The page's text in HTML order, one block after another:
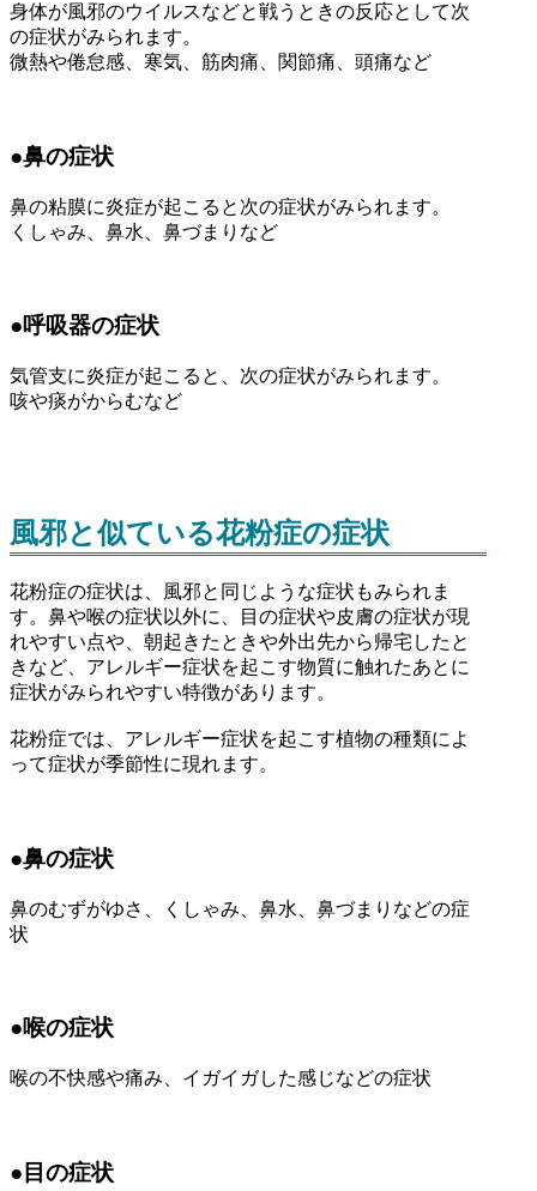
身体が風邪のウイルスなどと戦うときの反応として次
の症状がみられます。
微熱や倦怠感、寒気、筋肉痛、関節痛、頭痛など
●鼻の症状
鼻の粘膜に炎症が起こると次の症状がみられます。
くしゃみ、鼻水、鼻づまりなど
●呼吸器の症状
気管支に炎症が起こると、次の症状がみられます。
咳や痰がからむなど
風邪と似ている花粉症の症状
花粉症の症状は、風邪と同じような症状もみられま
す。鼻や喉の症状以外に、目の症状や皮膚の症状が現
れやすい点や、朝起きたときや外出先から帰宅したと
きなど、アレルギー症状を起こす物質に触れたあとに
症状がみられやすい特徴があります。
花粉症では、アレルギー症状を起こす植物の種類によ
って症状が季節性に現れます。
●鼻の症状
鼻のむずがゆさ、くしゃみ、鼻水、鼻づまりなどの症
状
●喉の症状
喉の不快感や痛み、イガイガした感じなどの症状
●目の症状